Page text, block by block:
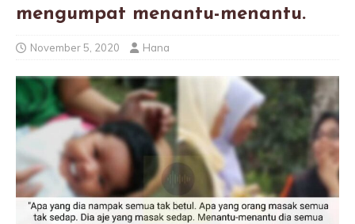
mengumpat menantu-menantu.
November 5, 2020 Hana